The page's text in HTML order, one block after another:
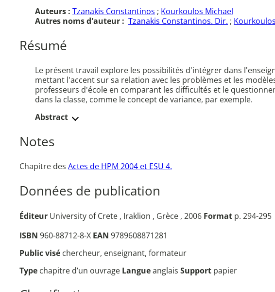
Auteurs : Tzanakis Constantinos ; Kourkoulos Michael
Autres noms d'auteur : Tzanakis Constantinos. Dir. ;
Résumé
Le présent travail explore les possibilités d'intégrer dans
mettant l'accent sur sa relation avec les problèmes et les
professeurs d'école en comparant les difficultés et le
dans la classe, comme le concept de variance, par exemple.
Abstract
Notes
Chapitre des Actes de HPM 2004 et ESU 4.
Données de publication
Éditeur University of Crete , Iraklion , Grèce , 2006 Format p. 294-295
ISBN 960-88712-8-X EAN 9789608871281
Public visé chercheur, enseignant, formateur
Type chapitre d’un ouvrage Langueanglais Support papier